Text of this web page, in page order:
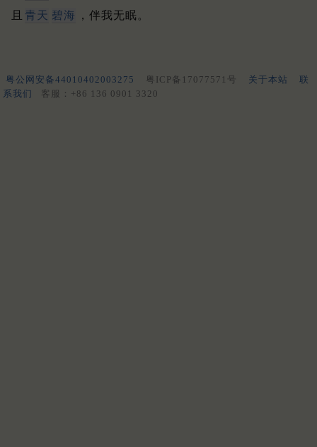
且 青天 碧海 ，伴我无眠。
粤公网安备44010402003275 粤ICP备17077571号 关于本站
联
系我们
客服：+86 136 0901 3320